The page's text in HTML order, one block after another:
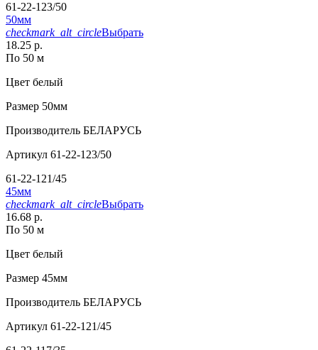
61-22-123/50
50мм
checkmark_alt_circleВыбрать
18.25 р.
По 50 м
Цвет белый
Размер 50мм
Производитель БЕЛАРУСЬ
Артикул 61-22-123/50
61-22-121/45
45мм
checkmark_alt_circleВыбрать
16.68 р.
По 50 м
Цвет белый
Размер 45мм
Производитель БЕЛАРУСЬ
Артикул 61-22-121/45